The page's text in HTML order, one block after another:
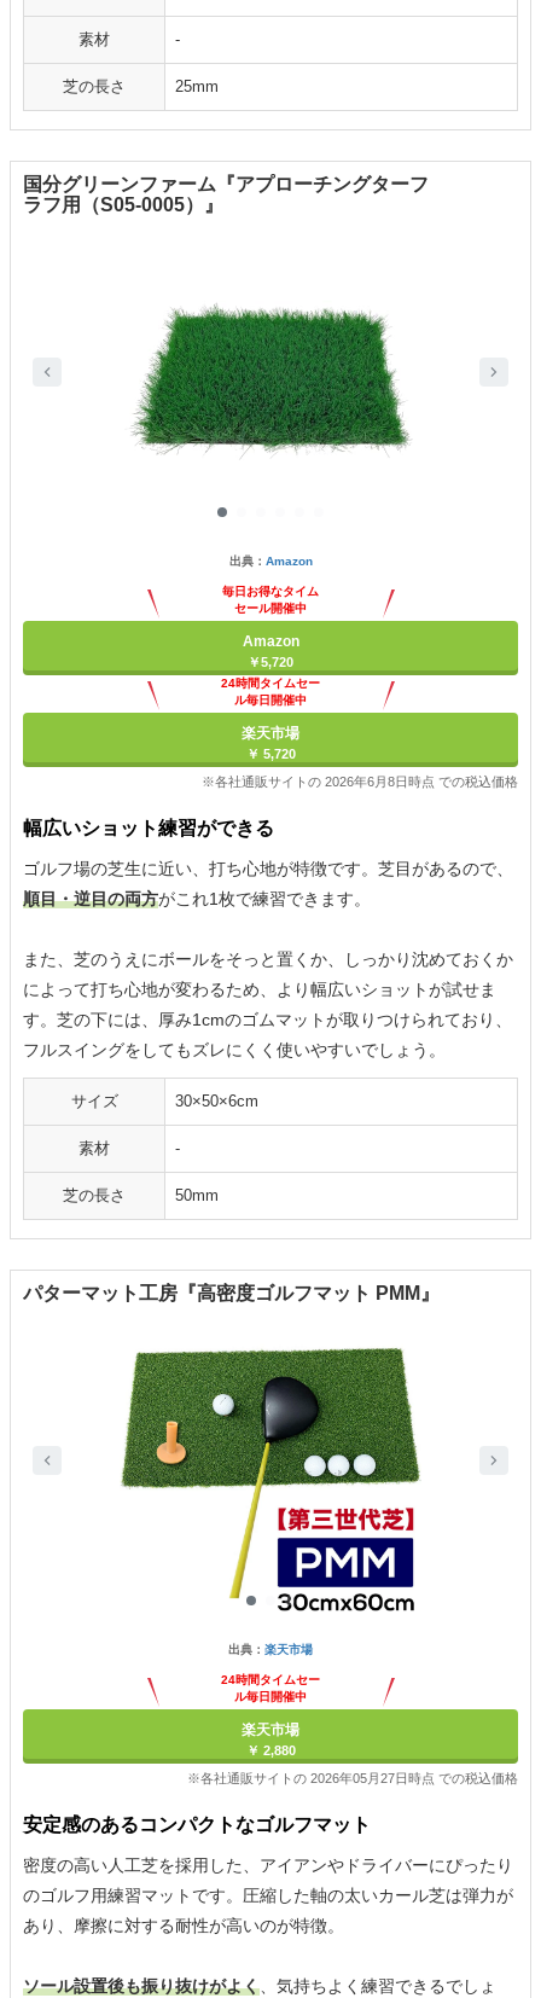
素材 -
芝の長さ 25mm
国分グリーンファーム『アプローチングターフ
ラフ用（S05-0005）』
出典： Amazon
毎日お得なタイム
セール開催中
Amazon
￥5,720
24時間タイムセー
ル毎日開催中
楽天市場
￥ 5,720
※各社通販サイトの 2026年6月8日時点 での税込価格
幅広いショット練習ができる
ゴルフ場の芝生に近い、打ち心地が特徴です。芝目があるので、
順目・逆目の両方がこれ1枚で練習できます。
また、芝のうえにボールをそっと置くか、しっかり沈めておくか
によって打ち心地が変わるため、より幅広いショットが試せま
す。芝の下には、厚み1cmのゴムマットが取りつけられており、
フルスイングをしてもズレにくく使いやすいでしょう。
サイズ 30×50×6cm
素材 -
芝の長さ 50mm
パターマット工房『高密度ゴルフマット PMM』
出典： 楽天市場
24時間タイムセー
ル毎日開催中
楽天市場
￥ 2,880
※各社通販サイトの 2026年05月27日時点 での税込価格
安定感のあるコンパクトなゴルフマット
密度の高い人工芝を採用した、アイアンやドライバーにぴったり
のゴルフ用練習マットです。圧縮した軸の太いカール芝は弾力が
あり、摩擦に対する耐性が高いのが特徴。
ソール設置後も振り抜けがよく、気持ちよく練習できるでしょ